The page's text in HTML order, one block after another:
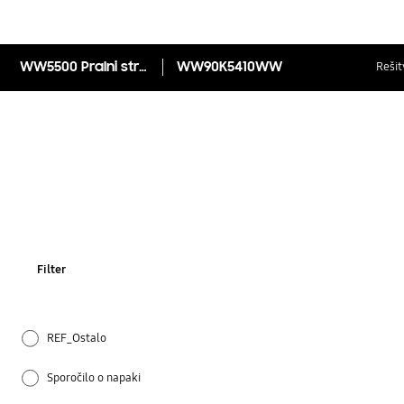
WW5500 Pralni stroj z Add Wash tehnologijo, 9 kg WW90K5410WW
Filter
REF_Ostalo
Sporočilo o napaki